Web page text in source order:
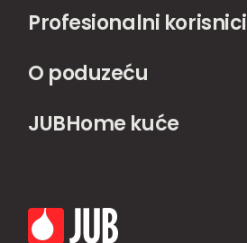
Profesionalni korisnici
O poduzeću
JUBHome kuće